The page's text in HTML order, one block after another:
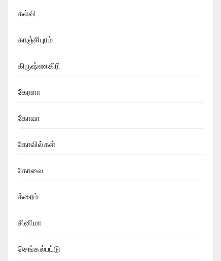
கல்வி
காஞ்சிபுரம்
கிருஷ்ணகிரி
கேரளா
கோவா
கோவில்கள்
கோவை
க்ரைம்
சினிமா
செங்கல்பட்டு